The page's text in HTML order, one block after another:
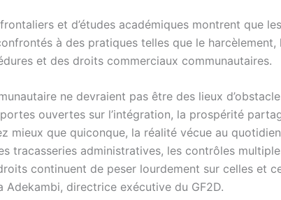
et d’études académiques montrent que
à des pratiques telles que le
et des droits commerciaux communautaires.
ne devraient pas être des lieux
ouvertes sur l’intégration, la prospérité
mieux que quiconque, la réalité vécue au
tracasseries administratives, les contrôles
continuent de peser lourdement sur celles et
directrice exécutive du GF2D.